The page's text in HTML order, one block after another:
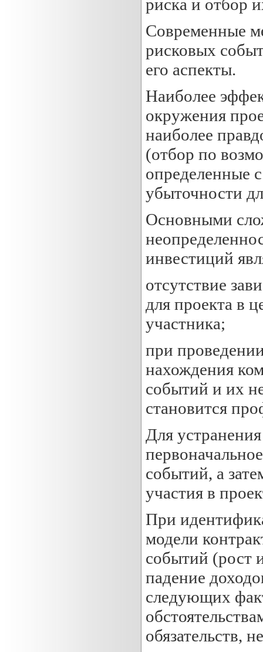
риска и отбор
Современные
рисковых
его аспекты.
Наиболее
окружения
наиболее
(отбор по
определенные
убыточности
Основными
инвестиций
отсутствие
для проекта в
участника;
при
нахождения
событий и их
становится
Для
событий, а
участия в
При
модели
событий (рост
падение
следующих
обязательств,